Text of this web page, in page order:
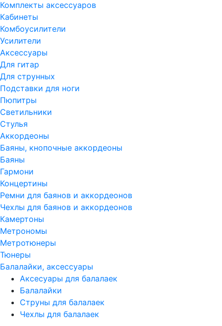
Комплекты аксессуаров
Кабинеты
Комбоусилители
Усилители
Аксессуары
Для гитар
Для струнных
Подставки для ноги
Пюпитры
Светильники
Стулья
Аккордеоны
Баяны, кнопочные аккордеоны
Баяны
Гармони
Концертины
Ремни для баянов и аккордеонов
Чехлы для баянов и аккордеонов
Камертоны
Метрономы
Метротюнеры
Тюнеры
Балалайки, аксессуары
Аксесуары для балалаек
Балалайки
Струны для балалаек
Чехлы для балалаек